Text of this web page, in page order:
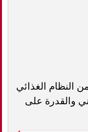
النظام الغذائي
والقدرة على